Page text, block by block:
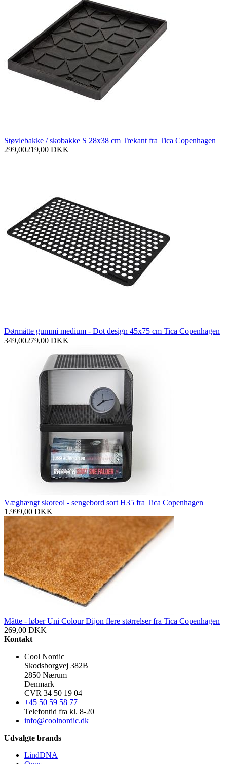
Støvlebakke / skobakke S 28x38 cm Trekant fra Tica Copenhagen
299,00219,00 DKK
Dørmåtte gummi medium - Dot design 45x75 cm Tica Copenhagen
349,00279,00 DKK
Væghængt skoreol - sengebord sort H35 fra Tica Copenhagen
1.999,00 DKK
Måtte - løber Uni Colour Dijon flere størrelser fra Tica Copenhagen
269,00 DKK
Kontakt
Cool Nordic
Skodsborgvej 382B
2850 Nærum
Denmark
CVR 34 50 19 04
+45 50 59 58 77
Telefontid fra kl. 8-20
info@coolnordic.dk
Udvalgte brands
LindDNA